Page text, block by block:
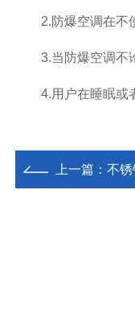
2.防爆空调在不使
3.当防爆空调不论
4.用户在睡眠或者
上一篇： 不